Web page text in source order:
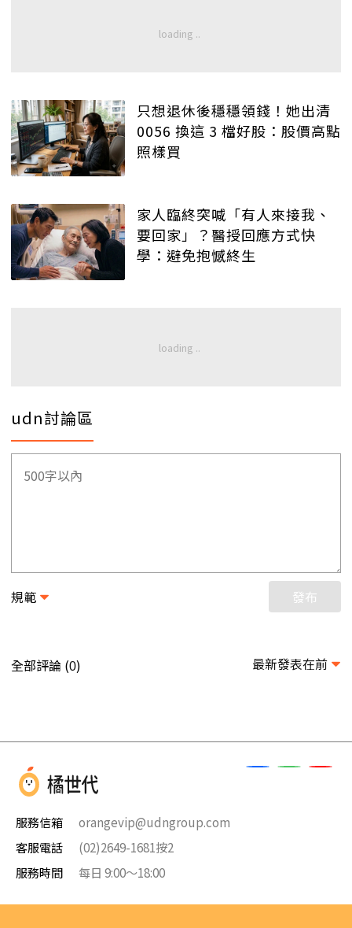
只想退休後穩穩領錢！她出清
0056 換這 3 檔好股：股價高點
照樣買
家人臨終突喊「有人來接我、
要回家」？醫授回應方式快
學：避免抱憾終生
udn討論區
規範 發布
全部評論 (0) 最新發表在前
服務信箱
orangevip@udngroup.com
客服電話
(02)2649-1681按2
服務時間
每日 9:00～18:00